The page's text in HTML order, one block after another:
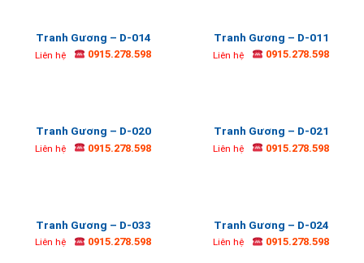
Tranh Gương – D-014
Liên hệ 0915.278.598
Tranh Gương – D-011
Liên hệ 0915.278.598
Tranh Gương – D-020
Liên hệ 0915.278.598
Tranh Gương – D-021
Liên hệ 0915.278.598
Tranh Gương – D-033
Liên hệ 0915.278.598
Tranh Gương – D-024
Liên hệ 0915.278.598